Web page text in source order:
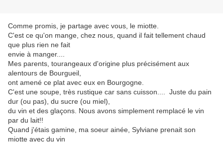
Comme promis, je partage avec vous, le miotte.
C'est ce qu'on mange, chez nous, quand il fait tellement chaud
que plus rien ne fait
envie à manger....
Mes parents, tourangeaux d'origine plus précisément aux
alentours de Bourgueil,
ont amené ce plat avec eux en Bourgogne.
C'est une soupe, très rustique car sans cuisson.... Juste du pain
dur (ou pas), du sucre (ou miel),
du vin et des glaçons. Nous avons simplement remplacé le vin
par du lait!!
Quand j'étais gamine, ma soeur ainée, Sylviane prenait son
miotte avec du vin